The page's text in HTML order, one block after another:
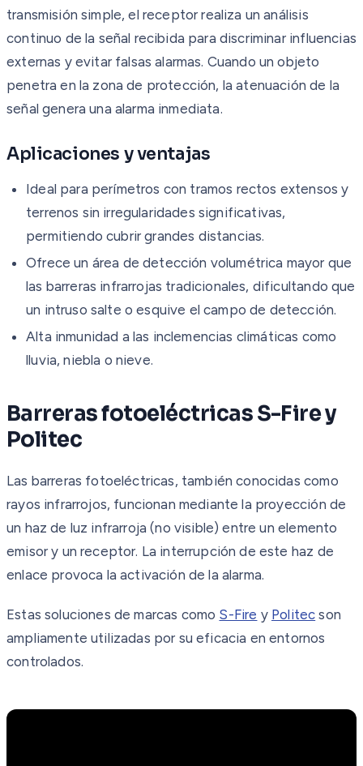
transmisión simple, el receptor realiza un análisis
continuo de la señal recibida para discriminar influencias
externas y evitar falsas alarmas. Cuando un objeto
penetra en la zona de protección, la atenuación de la
señal genera una alarma inmediata.
Aplicaciones y ventajas
Ideal para perímetros con tramos rectos extensos y
terrenos sin irregularidades significativas,
permitiendo cubrir grandes distancias.
Ofrece un área de detección volumétrica mayor que
las barreras infrarrojas tradicionales, dificultando que
un intruso salte o esquive el campo de detección.
Alta inmunidad a las inclemencias climáticas como
lluvia, niebla o nieve.
Barreras fotoeléctricas S-Fire y
Politec
Las barreras fotoeléctricas, también conocidas como
rayos infrarrojos, funcionan mediante la proyección de
un haz de luz infrarroja (no visible) entre un elemento
emisor y un receptor. La interrupción de este haz de
enlace provoca la activación de la alarma.
Estas soluciones de marcas como S-Fire y Politec son
ampliamente utilizadas por su eficacia en entornos
controlados.